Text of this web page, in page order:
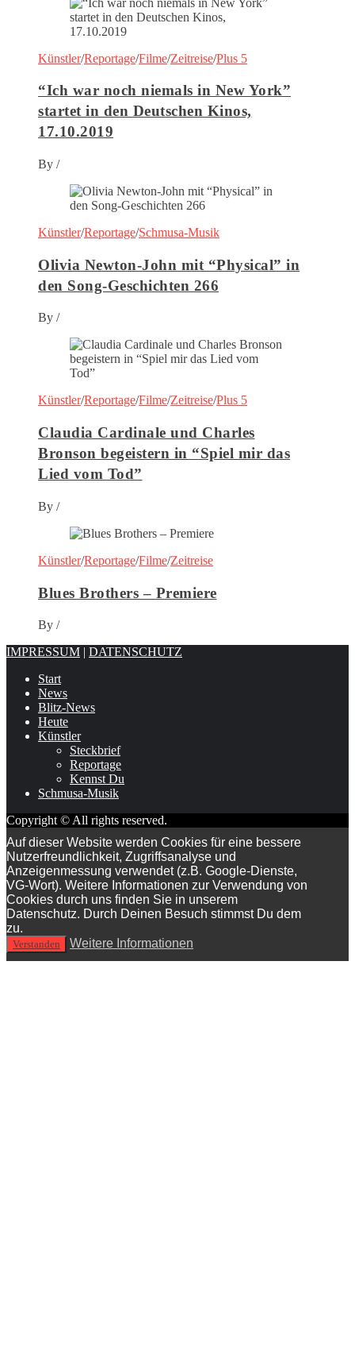
Künstler/Reportage/Filme/Zeitreise/Plus 5
“Ich war noch niemals in New York”
startet in den Deutschen Kinos,
17.10.2019
By /
Künstler/Reportage/Schmusa-Musik
Olivia Newton-John mit “Physical” in
den Song-Geschichten 266
By /
Künstler/Reportage/Filme/Zeitreise/Plus 5
Claudia Cardinale und Charles
Bronson begeistern in “Spiel mir das
Lied vom Tod”
By /
Künstler/Reportage/Filme/Zeitreise
Blues Brothers – Premiere
By /
IMPRESSUM | DATENSCHUTZ
Start
News
Blitz-News
Heute
Künstler
Steckbrief
Reportage
Kennst Du
Schmusa-Musik
Copyright © All rights reserved.
Auf dieser Website werden Cookies für eine bessere
Nutzerfreundlichkeit, Zugriffsanalyse und
Anzeigenmessung verwendet (z.B. Google-Dienste,
VG-Wort). Weitere Informationen zur Verwendung von
Cookies durch uns finden Sie in unserem
Datenschutz. Durch Deinen Besuch stimmst Du dem
zu.
Verstanden Weitere Informationen